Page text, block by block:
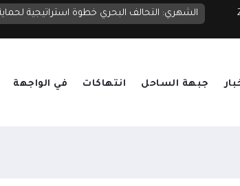
الشهري: التحالف البحري خطوة استراتيجية لحماية
جبهة الساحل انتهاكات في الواجهة